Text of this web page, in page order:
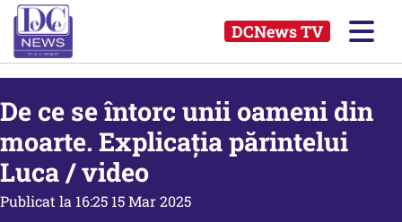
DCNews TV
De ce se întorc unii oameni din
moarte. Explicația părintelui
Luca / video
Publicat la 16:25 15 Mar 2025